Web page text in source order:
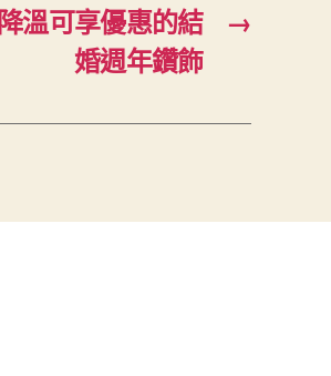
→
溫可享優惠的結
婚週年鑽飾